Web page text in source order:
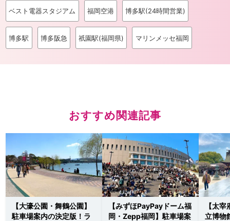
ベスト電器スタジアム 福岡空港 博多駅(24時間営業)
博多駅 博多阪急 祇園駅(福岡県) マリンメッセ福岡
おすすめ関連記事
【大濠公園・舞鶴公園】
駐車場案内の決定版！ラ
【みずほPayPayドーム福
岡・Zepp福岡】駐車場案
【太
立博物